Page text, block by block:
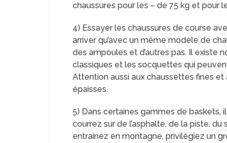
chaussures pour les – de 75 kg et pour
4) Essayer les chaussures de course
arriver qu’avec un même modèle de
des ampoules et d’autres pas. Il existe
classiques et les socquettes qui
Attention aussi aux chaussettes fines
épaisses.
5) Dans certaines gammes de baskets,
courrez sur de l’asphalte, de la piste, du
entrainez en montagne, privilégiez un